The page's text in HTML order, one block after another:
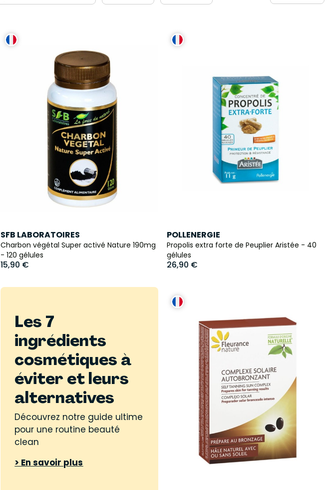
SFB LABORATOIRES
Charbon végétal Super activé Nature 190mg
- 120 gélules
15,90 €
POLLENERGIE
Propolis extra forte de Peuplier Aristée - 40
gélules
26,90 €
Les 7
ingrédients
cosmétiques à
éviter et leurs
alternatives
Découvrez notre guide ultime
pour une routine beauté
clean
> En savoir plus